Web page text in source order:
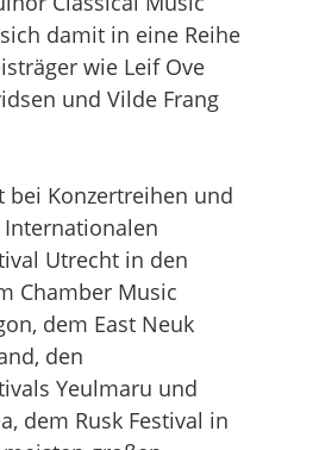
damit in eine Reihe
wie Leif Ove
und Vilde Frang
bei Konzertreihen und
Utrecht in den
Chamber Music
dem East Neuk
den
Yeulmaru und
dem Rusk Festival in